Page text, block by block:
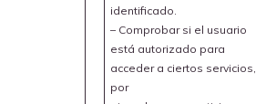
identificado.
– Comprobar si el usuario
está autorizado para
acceder a ciertos servicios,
por